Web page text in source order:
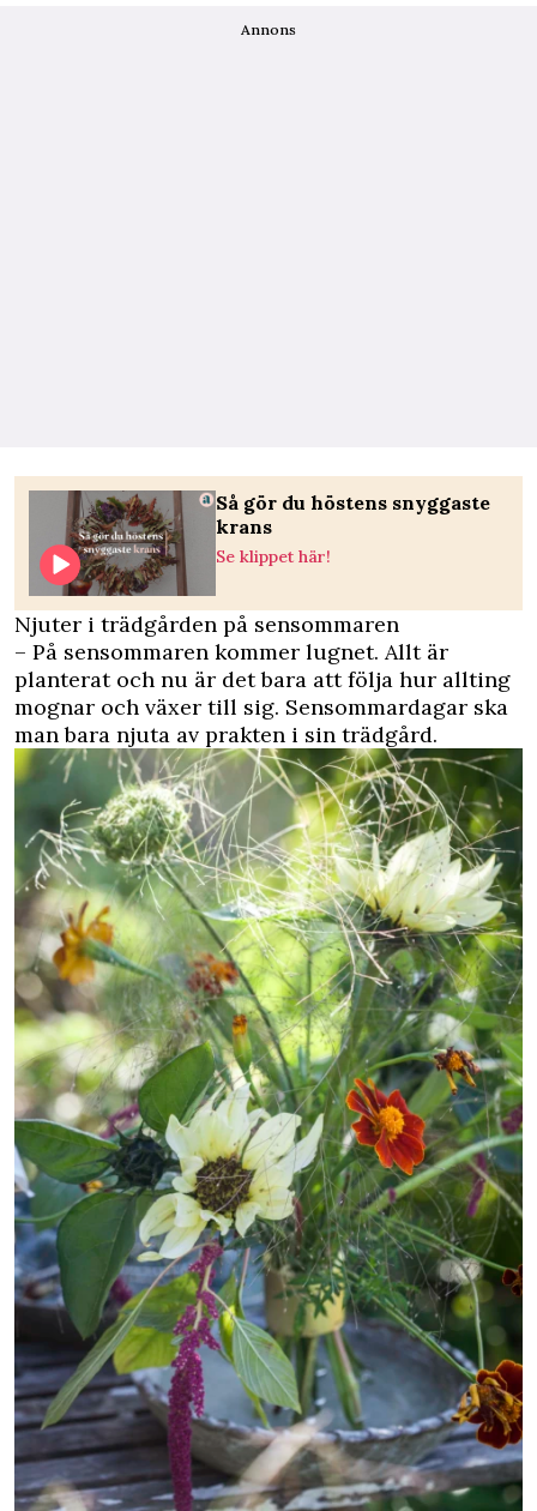
Annons
Så gör du höstens snyggaste
krans
Se klippet här!
Njuter i trädgården på sensommaren
– På sensommaren kommer lugnet. Allt är
planterat och nu är det bara att följa hur allting
mognar och växer till sig. Sensommardagar ska
man bara njuta av prakten i sin trädgård.